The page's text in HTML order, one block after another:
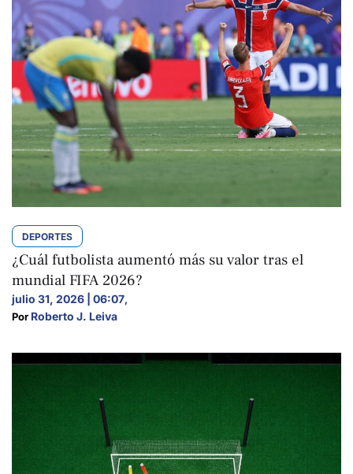
DEPORTES
¿Cuál futbolista aumentó más su valor tras el
mundial FIFA 2026?
julio 31, 2026 | 06:07,
Por Roberto J. Leiva